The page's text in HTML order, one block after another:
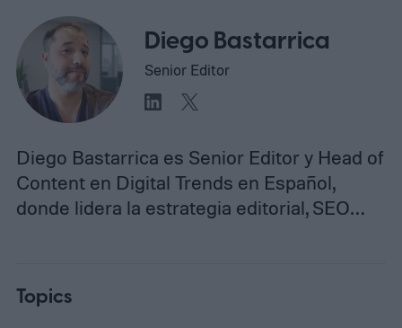
Diego Bastarrica
Senior Editor
Diego Bastarrica es Senior Editor y Head of
Content en Digital Trends en Español,
donde lidera la estrategia editorial, SEO…
Topics